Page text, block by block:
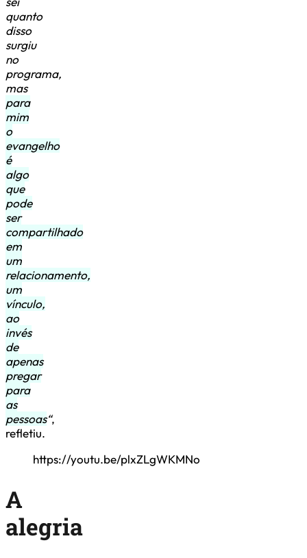
quanto
disso
surgiu
no
programa,
mas
para
mim
o
evangelho
é
algo
que
pode
ser
compartilhado
em
um
relacionamento,
um
vínculo,
ao
invés
de
apenas
pregar
para
as
pessoas“,
refletiu.
https://youtu.be/plxZLgWKMNo
A
alegria